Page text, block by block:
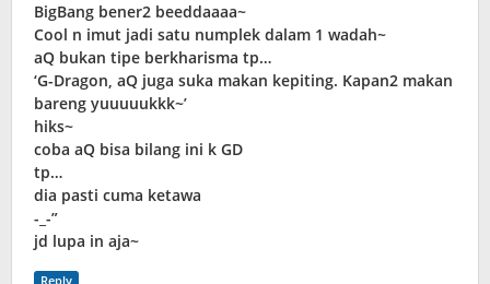
BigBang bener2 beeddaaaa~
Cool n imut jadi satu numplek dalam 1 wadah~
aQ bukan tipe berkharisma tp…
‘G-Dragon, aQ juga suka makan kepiting. Kapan2 makan
bareng yuuuuukkk~’
hiks~
coba aQ bisa bilang ini k GD
tp…
dia pasti cuma ketawa
-_-”
jd lupa in aja~
Reply